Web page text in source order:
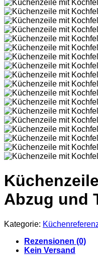
Abzug und
Kategorie:
Rezensionen (0)
Kein Versand